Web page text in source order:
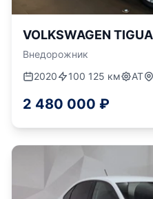
VOLKSWAGEN
Внедорожник
2020
100 125 км АТ
2 480 000 ₽